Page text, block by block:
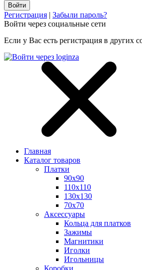
Регистрация | Забыли пароль?
Войти через социальные сети
Если у Вас есть регистрация в других
Главная
Каталог товаров
Платки
90x90
110x110
130x130
70х70
Аксессуары
Кольца для платков
Зажимы
Магнитики
Иголки
Игольницы
Коробки